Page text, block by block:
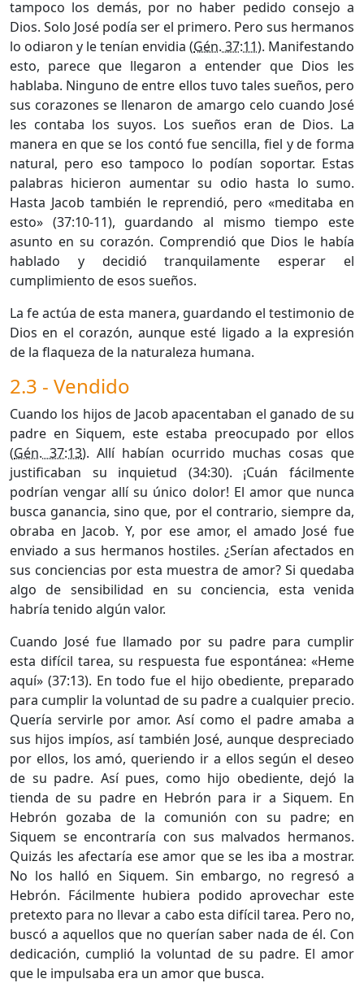
tampoco los demás, por no haber pedido consejo a
Dios. Solo José podía ser el primero. Pero sus hermanos
lo odiaron y le tenían envidia (Gén. 37:11). Manifestando
esto, parece que llegaron a entender que Dios les
hablaba. Ninguno de entre ellos tuvo tales sueños, pero
sus corazones se llenaron de amargo celo cuando José
les contaba los suyos. Los sueños eran de Dios. La
manera en que se los contó fue sencilla, fiel y de forma
natural, pero eso tampoco lo podían soportar. Estas
palabras hicieron aumentar su odio hasta lo sumo.
Hasta Jacob también le reprendió, pero «meditaba en
esto» (37:10-11), guardando al mismo tiempo este
asunto en su corazón. Comprendió que Dios le había
hablado y decidió tranquilamente esperar el
cumplimiento de esos sueños.
La fe actúa de esta manera, guardando el testimonio de
Dios en el corazón, aunque esté ligado a la expresión
de la flaqueza de la naturaleza humana.
2.3 - Vendido
Cuando los hijos de Jacob apacentaban el ganado de su
padre en Siquem, este estaba preocupado por ellos
(Gén. 37:13). Allí habían ocurrido muchas cosas que
justificaban su inquietud (34:30). ¡Cuán fácilmente
podrían vengar allí su único dolor! El amor que nunca
busca ganancia, sino que, por el contrario, siempre da,
obraba en Jacob. Y, por ese amor, el amado José fue
enviado a sus hermanos hostiles. ¿Serían afectados en
sus conciencias por esta muestra de amor? Si quedaba
algo de sensibilidad en su conciencia, esta venida
habría tenido algún valor.
Cuando José fue llamado por su padre para cumplir
esta difícil tarea, su respuesta fue espontánea: «Heme
aquí» (37:13). En todo fue el hijo obediente, preparado
para cumplir la voluntad de su padre a cualquier precio.
Quería servirle por amor. Así como el padre amaba a
sus hijos impíos, así también José, aunque despreciado
por ellos, los amó, queriendo ir a ellos según el deseo
de su padre. Así pues, como hijo obediente, dejó la
tienda de su padre en Hebrón para ir a Siquem. En
Hebrón gozaba de la comunión con su padre; en
Siquem se encontraría con sus malvados hermanos.
Quizás les afectaría ese amor que se les iba a mostrar.
No los halló en Siquem. Sin embargo, no regresó a
Hebrón. Fácilmente hubiera podido aprovechar este
pretexto para no llevar a cabo esta difícil tarea. Pero no,
buscó a aquellos que no querían saber nada de él. Con
dedicación, cumplió la voluntad de su padre. El amor
que le impulsaba era un amor que busca.